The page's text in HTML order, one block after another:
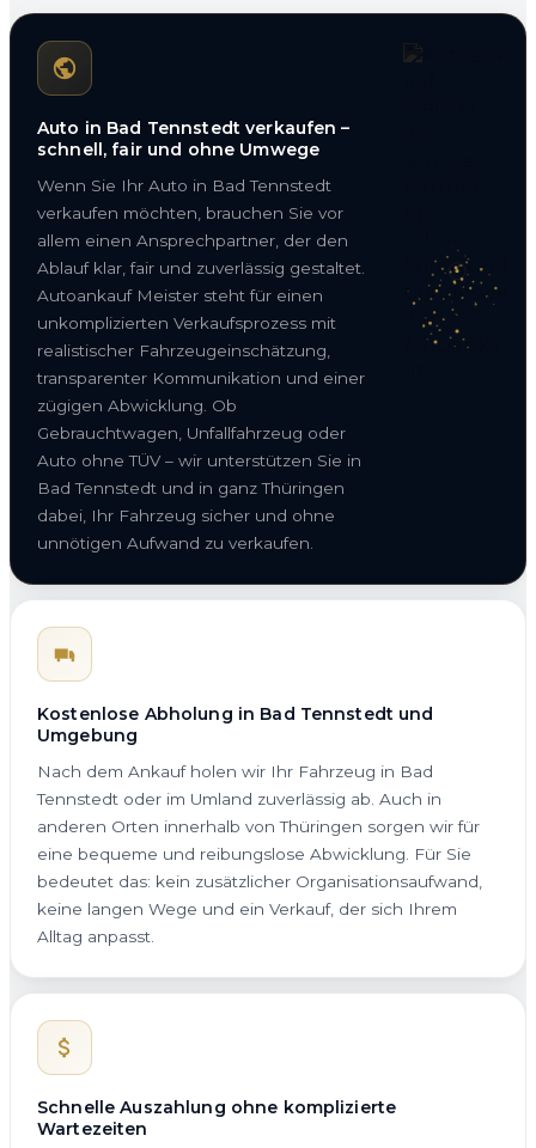
Auto in Bad Tennstedt verkaufen –
schnell, fair und ohne Umwege
Wenn Sie Ihr Auto in Bad Tennstedt
verkaufen möchten, brauchen Sie vor
allem einen Ansprechpartner, der den
Ablauf klar, fair und zuverlässig gestaltet.
Autoankauf Meister steht für einen
unkomplizierten Verkaufsprozess mit
realistischer Fahrzeugeinschätzung,
transparenter Kommunikation und einer
zügigen Abwicklung. Ob
Gebrauchtwagen, Unfallfahrzeug oder
Auto ohne TÜV – wir unterstützen Sie in
Bad Tennstedt und in ganz Thüringen
dabei, Ihr Fahrzeug sicher und ohne
unnötigen Aufwand zu verkaufen.
Kostenlose Abholung in Bad Tennstedt und
Umgebung
Nach dem Ankauf holen wir Ihr Fahrzeug in Bad
Tennstedt oder im Umland zuverlässig ab. Auch in
anderen Orten innerhalb von Thüringen sorgen wir für
eine bequeme und reibungslose Abwicklung. Für Sie
bedeutet das: kein zusätzlicher Organisationsaufwand,
keine langen Wege und ein Verkauf, der sich Ihrem
Alltag anpasst.
Schnelle Auszahlung ohne komplizierte
Wartezeiten